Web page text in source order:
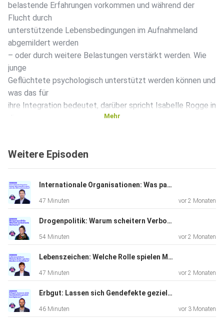
belastende Erfahrungen vorkommen und während der
Flucht durch
unterstützende Lebensbedingungen im Aufnahmeland
abgemildert werden
– oder durch weitere Belastungen verstärkt werden. Wie
junge
Geflüchtete psychologisch unterstützt werden können und
was das für
ihre Integration bedeutet, darüber spricht Isabelle Rogge in
Mehr
Weitere Episoden
Internationale Organisationen: Was passiert, wenn sich die USA zurückziehen?
47 Minuten vor 2 Monaten
Drogenpolitik: Warum scheitern Verbote?
54 Minuten vor 2 Monaten
Lebenszeichen: Welche Rolle spielen Medien in Notfällen?
47 Minuten vor 2 Monaten
Erbgut: Lassen sich Gendefekte gezielt korrigieren?
46 Minuten vor 3 Monaten